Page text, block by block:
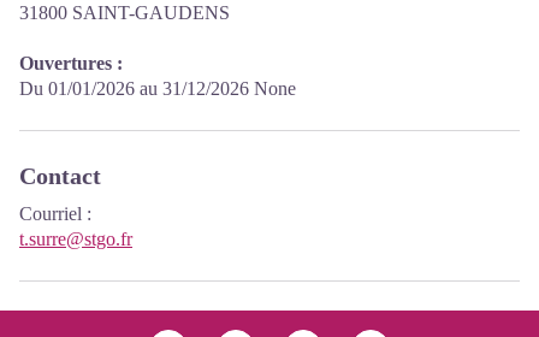
31800 SAINT-GAUDENS
Ouvertures :
Du 01/01/2026 au 31/12/2026 None
Contact
Courriel :
t.surre@stgo.fr